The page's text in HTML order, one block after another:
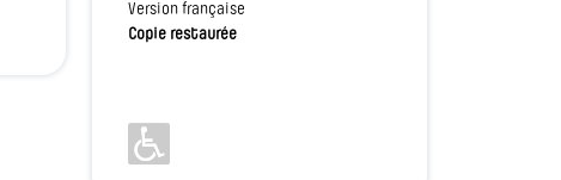
Version française
Copie restaurée